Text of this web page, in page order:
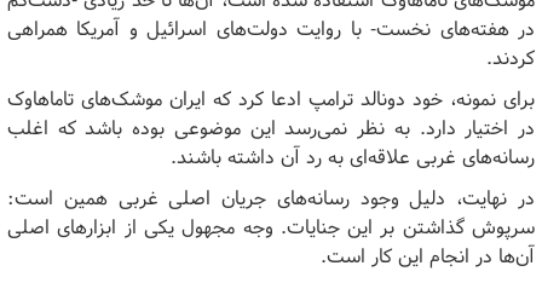
در هفته‌های نخست- با روایت دولت‌های اسرائیل و آمریکا همراهی
کردند.
برای نمونه، خود دونالد ترامپ ادعا کرد که ایران موشک‌های تاماهاوک
در اختیار دارد. به نظر نمی‌رسد این موضوعی بوده باشد که اغلب
رسانه‌های غربی علاقه‌ای به رد آن داشته باشند.
در نهایت، دلیل وجود رسانه‌های جریان اصلی غربی همین است:
سرپوش گذاشتن بر این جنایات. وجه مجهول یکی از ابزارهای اصلی
آن‌ها در انجام این کار است.